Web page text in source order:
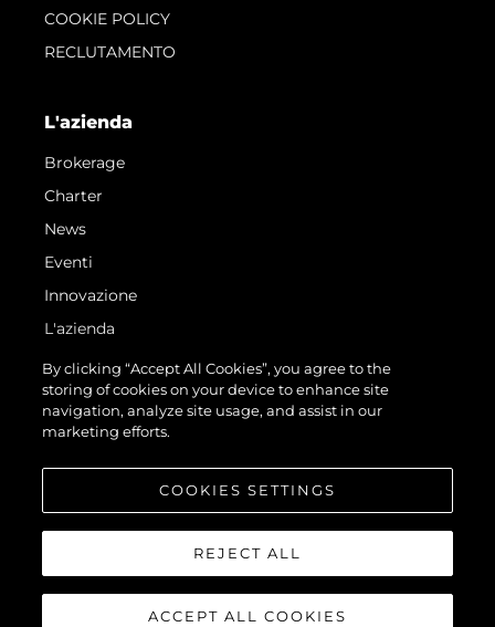
COOKIE POLICY
RECLUTAMENTO
L'azienda
Brokerage
Charter
News
Eventi
Innovazione
L'azienda
Il Team
Lifestyle
Heritage
© 2026 Sunseeker London Group.Tutti i diritti riservati.
By clicking “Accept All Cookies”, you agree to the
storing of cookies on your device to enhance site
navigation, analyze site usage, and assist in our
marketing efforts.
COOKIES SETTINGS
REJECT ALL
ACCEPT ALL COOKIES